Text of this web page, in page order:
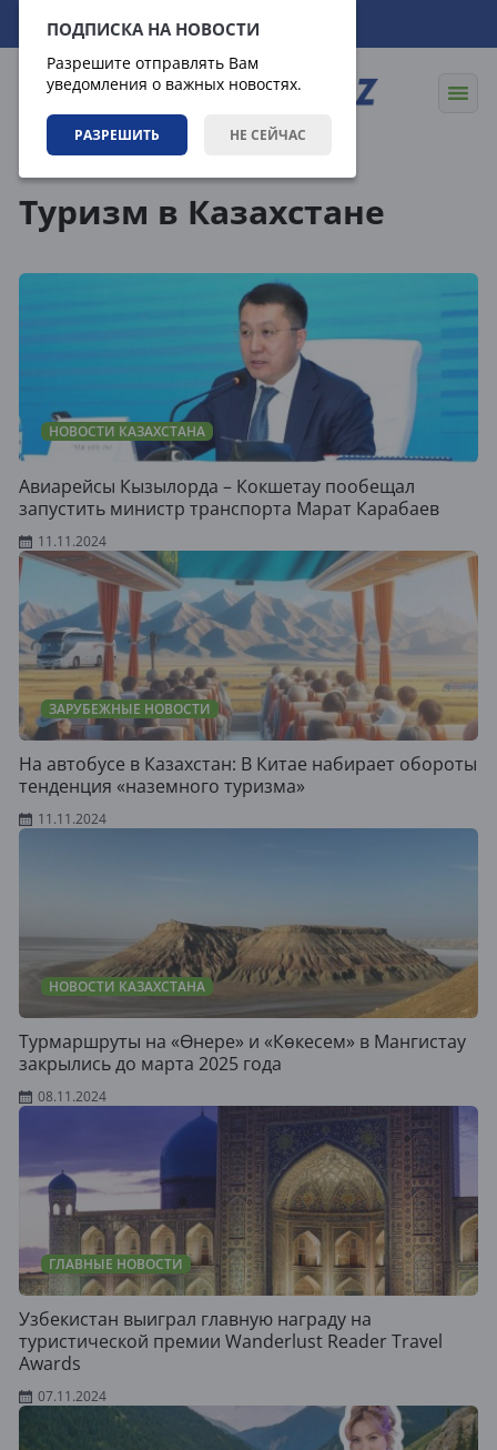
ПОДПИСКА НА НОВОСТИ
Разрешите отправлять Вам
уведомления о важных новостях.
РАЗРЕШИТЬ НЕ СЕЙЧАС
08.08.2026 23:42:08
Туризм в Казахстане
НОВОСТИ КАЗАХСТАНА
Авиарейсы Кызылорда – Кокшетау пообещал
запустить министр транспорта Марат Карабаев
11.11.2024
ЗАРУБЕЖНЫЕ НОВОСТИ
На автобусе в Казахстан: В Китае набирает обороты
тенденция «наземного туризма»
11.11.2024
НОВОСТИ КАЗАХСТАНА
Турмаршруты на «Өнере» и «Көкесем» в Мангистау
закрылись до марта 2025 года
08.11.2024
ГЛАВНЫЕ НОВОСТИ
Узбекистан выиграл главную награду на
туристической премии Wanderlust Reader Travel
Awards
07.11.2024